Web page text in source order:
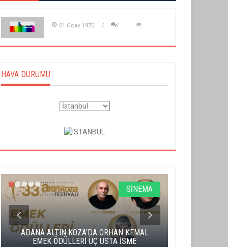
01 Ocak 1970
HAVA DURUMU
SİNEMA
ADANA ALTIN KOZA'DA ORHAN KEMAL
EMEK ÖDÜLLERİ ÜÇ USTA İSME